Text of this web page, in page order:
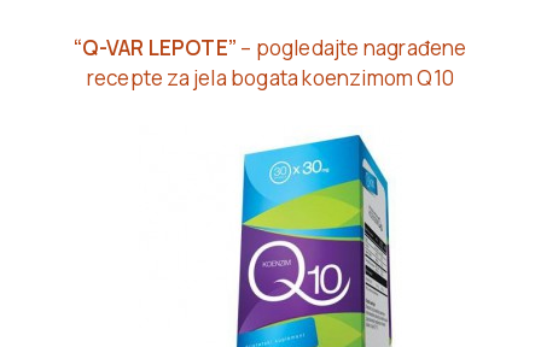
“Q-VAR LEPOTE” – pogledajte nagrađene
recepte za jela bogata koenzimom Q10